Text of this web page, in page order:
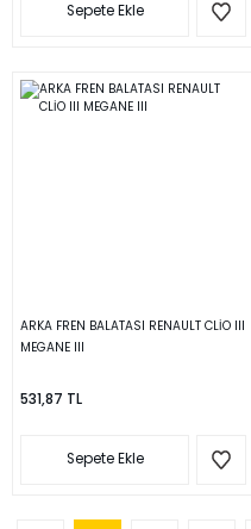
Sepete Ekle
ARKA FREN BALATASI RENAULT CLİO III
MEGANE III
531,87 TL
Sepete Ekle